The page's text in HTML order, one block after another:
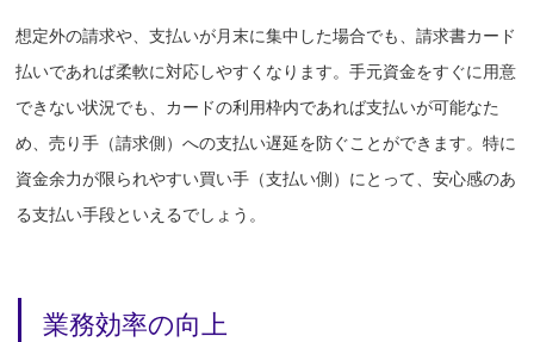
想定外の請求や、支払いが月末に集中した場合でも、請求書カード
払いであれば柔軟に対応しやすくなります。手元資金をすぐに用意
できない状況でも、カードの利用枠内であれば支払いが可能なた
め、売り手（請求側）への支払い遅延を防ぐことができます。特に
資金余力が限られやすい買い手（支払い側）にとって、安心感のあ
る支払い手段といえるでしょう。
業務効率の向上